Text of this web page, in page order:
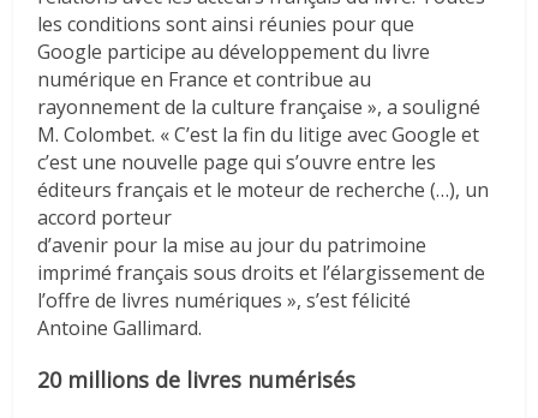
les conditions sont ainsi réunies pour que
Google participe au développement du livre
numérique en France et contribue au
rayonnement de la culture française », a souligné
M. Colombet. « C’est la fin du litige avec Google et
c’est une nouvelle page qui s’ouvre entre les
éditeurs français et le moteur de recherche (…), un
accord porteur
d’avenir pour la mise au jour du patrimoine
imprimé français sous droits et l’élargissement de
l’offre de livres numériques », s’est félicité
Antoine Gallimard.
20 millions de livres numérisés